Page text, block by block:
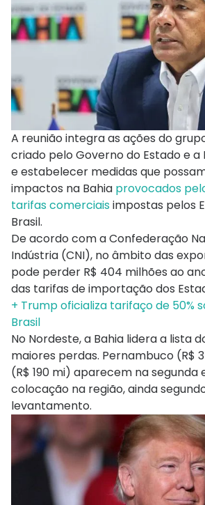
A reunião integra as ações do
criado pelo Governo do Estado e a
e estabelecer medidas que
impactos na Bahia provocados
tarifas comerciaisimpostas pelos
Brasil.
De acordo com a Confederação
Indústria (CNI), no âmbito das
pode perder R$ 404 milhões ao
das tarifas de importação dos
+ Trump oficializa tarifaço de 50%
Brasil
No Nordeste, a Bahia lidera a lista
maiores perdas. Pernambuco (R$
(R$ 190 mi) aparecem na segunda
colocação na região, ainda
levantamento.